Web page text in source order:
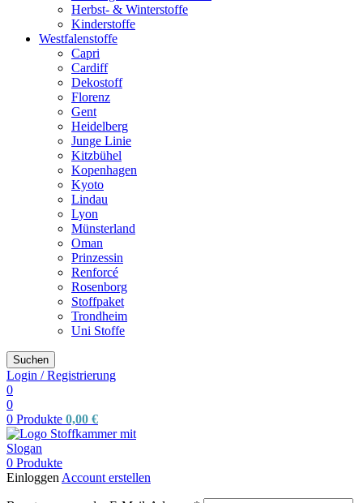
Herbst- & Winterstoffe
Kinderstoffe
Westfalenstoffe
Capri
Cardiff
Dekostoff
Florenz
Gent
Heidelberg
Junge Linie
Kitzbühel
Kopenhagen
Kyoto
Lindau
Lyon
Münsterland
Oman
Prinzessin
Renforcé
Rosenborg
Stoffpaket
Trondheim
Uni Stoffe
Suchen
Login / Registrierung
0
0
0 Produkte 0,00 €
0 Produkte
Einloggen Account erstellen